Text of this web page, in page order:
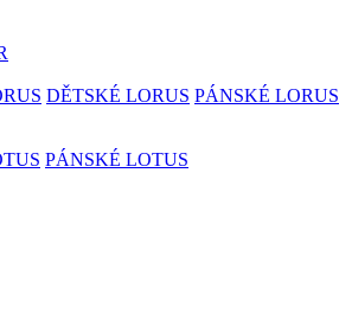
DĚTSKÉ LORUS PÁNSKÉ LORUS
PÁNSKÉ LOTUS